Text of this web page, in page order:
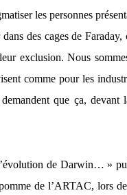
les personnes
des cages de
exclusion. Nous
comme pour les
que ça, devant
de Darwin… »
de l’ARTAC, lors